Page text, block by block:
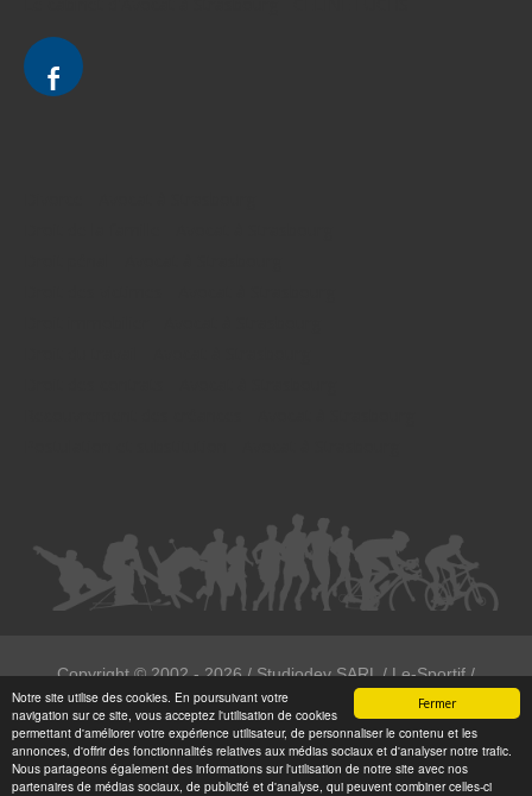
Fermer
Notre site utilise des cookies. En poursuivant votre
navigation sur ce site, vous acceptez l'utilisation de cookies
permettant d'améliorer votre expérience utilisateur, de personnaliser le contenu et les
annonces, d'offrir des fonctionnalités relatives aux médias sociaux et d'analyser notre trafic.
Nous partageons également des informations sur l'utilisation de notre site avec nos
partenaires de médias sociaux, de publicité et d'analyse, qui peuvent combiner celles-ci
Copyright ©2002 - 2026/ Studiodev SARL / Le-Sportif /
Registration4all
Tous droits réservées.
Numéro de déclaration CNIL : 1999972